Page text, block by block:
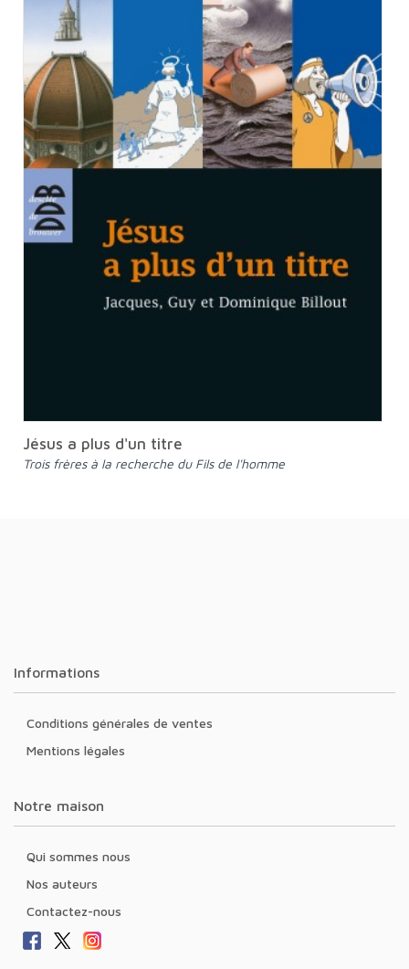
Jésus a plus d'un titre
Trois frères à la recherche du Fils de l'homme
Informations
Conditions générales de ventes
Mentions légales
Notre maison
Qui sommes nous
Nos auteurs
Contactez-nous